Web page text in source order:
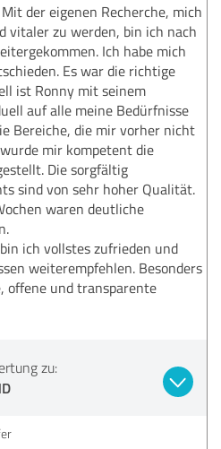
der eigenen Recherche, mich
vitaler zu werden, bin ich nach
Ich habe mich
Es war die richtige
ist Ronny mit seinem
auf alle meine Bedürfnisse
Bereiche, die mir vorher nicht
mir kompetent die
Die sorgfältig
sind von sehr hoher Qualität.
waren deutliche
ich vollstes zufrieden und
weiterempfehlen. Besonders
offene und transparente
zu: